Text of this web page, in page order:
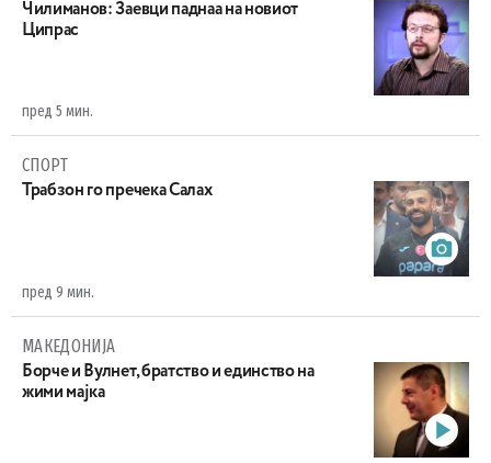
Чилиманов: Заевци паднаа на новиот
Ципрас
пред 5 мин.
СПОРТ
Трабзон го пречека Салах
пред 9 мин.
МАКЕДОНИЈА
Борче и Вулнет, братство и единство на
жими мајка